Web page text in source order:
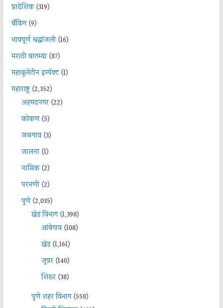
प्रादेशिक(319)
बँकिंग(9)
भावपूर्ण श्रद्धांजली(16)
मराठी बातम्या(87)
महाबुलेटीन इम्पॅक्ट(1)
महाराष्ट्र(2,352)
अहमदनगर(22)
कोकण(5)
जळगाव(3)
जालना(1)
नासिक(2)
परभणी(2)
पुणे(2,035)
खेड विभाग(1,398)
आंबेगाव(108)
खेड(1,161)
जुन्नर(140)
शिरूर(38)
पुणे शहर विभाग(558)